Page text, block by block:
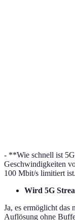
- **Wie schnell ist
Geschwindigkeiten
100 Mbit/s limitiert ist.
Wird 5G
Ja, es ermöglicht das
Auflösung ohne